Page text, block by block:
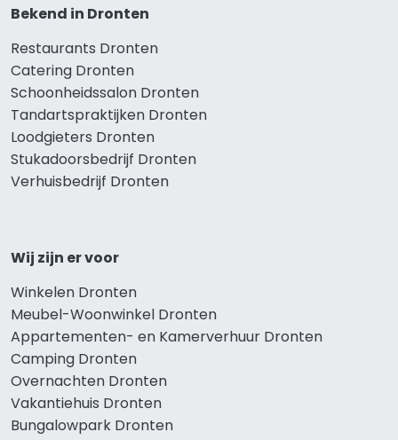
Bekend in Dronten
Restaurants Dronten
Catering Dronten
Schoonheidssalon Dronten
Tandartspraktijken Dronten
Loodgieters Dronten
Stukadoorsbedrijf Dronten
Verhuisbedrijf Dronten
Wij zijn er voor
Winkelen Dronten
Meubel-Woonwinkel Dronten
Appartementen- en Kamerverhuur Dronten
Camping Dronten
Overnachten Dronten
Vakantiehuis Dronten
Bungalowpark Dronten